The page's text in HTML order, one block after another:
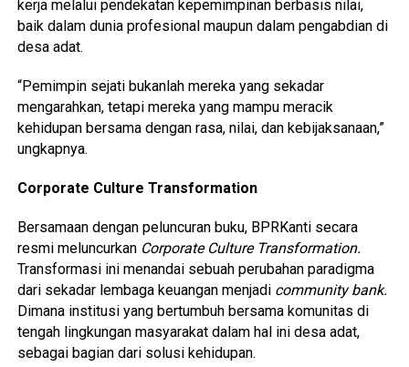
kerja melalui pendekatan kepemimpinan berbasis nilai,
baik dalam dunia profesional maupun dalam pengabdian di
desa adat.
“Pemimpin sejati bukanlah mereka yang sekadar
mengarahkan, tetapi mereka yang mampu meracik
kehidupan bersama dengan rasa, nilai, dan kebijaksanaan,”
ungkapnya.
Corporate Culture Transformation
Bersamaan dengan peluncuran buku, BPRKanti secara
resmi meluncurkan Corporate Culture Transformation.
Transformasi ini menandai sebuah perubahan paradigma
dari sekadar lembaga keuangan menjadi community bank.
Dimana institusi yang bertumbuh bersama komunitas di
tengah lingkungan masyarakat dalam hal ini desa adat,
sebagai bagian dari solusi kehidupan.